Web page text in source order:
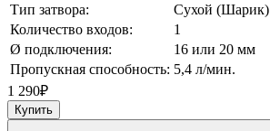
Тип затвора:
Сухой (Шарик)
Количество входов:
1
Ø подключения:
16 или 20 мм
Пропускная способность: 5,4 л/мин.
1 290₽
Купить